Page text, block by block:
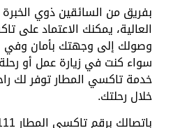
بفريق من السائقين ذوي الخبرة
العالية، يمكنك الاعتماد على
وصولك إلى وجهتك بأمان وفي
سواء كنت في زيارة عمل أو
خدمة تاكسي المطار توفر لك
خلال رحلتك.